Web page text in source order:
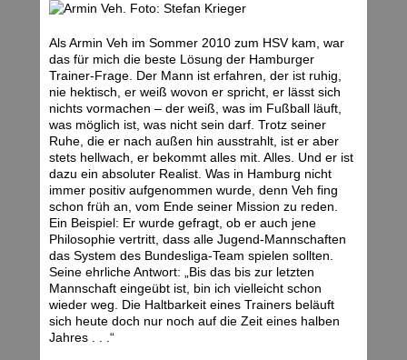
Als Armin Veh im Sommer 2010 zum HSV kam, war
das für mich die beste Lösung der Hamburger
Trainer-Frage. Der Mann ist erfahren, der ist ruhig,
nie hektisch, er weiß wovon er spricht, er lässt sich
nichts vormachen – der weiß, was im Fußball läuft,
was möglich ist, was nicht sein darf. Trotz seiner
Ruhe, die er nach außen hin ausstrahlt, ist er aber
stets hellwach, er bekommt alles mit. Alles. Und er ist
dazu ein absoluter Realist. Was in Hamburg nicht
immer positiv aufgenommen wurde, denn Veh fing
schon früh an, vom Ende seiner Mission zu reden.
Ein Beispiel: Er wurde gefragt, ob er auch jene
Philosophie vertritt, dass alle Jugend-Mannschaften
das System des Bundesliga-Team spielen sollten.
Seine ehrliche Antwort: „Bis das bis zur letzten
Mannschaft eingeübt ist, bin ich vielleicht schon
wieder weg. Die Haltbarkeit eines Trainers beläuft
sich heute doch nur noch auf die Zeit eines halben
Jahres . . .“